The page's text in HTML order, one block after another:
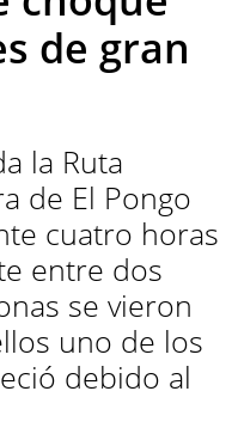
de gran
la Ruta
de El Pongo
cuatro horas
entre dos
se vieron
uno de los
debido al